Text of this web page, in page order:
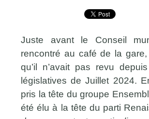
Juste avant le Conseil
rencontré au café de la
qu’il n’avait pas revu
législatives de Juillet 2024.
pris la tête du groupe
été élu à la tête du parti